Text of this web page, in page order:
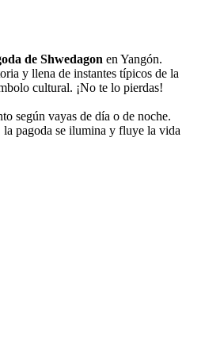
de Shwedagon en Yangón.
y llena de instantes típicos de la
cultural. ¡No te lo pierdas!
según vayas de día o de noche.
pagoda se ilumina y fluye la vida